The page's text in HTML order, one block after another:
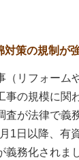
対策の規制が
（リフォーム
事の規模に関
査が法律で義
1日以降、有
義務化されま